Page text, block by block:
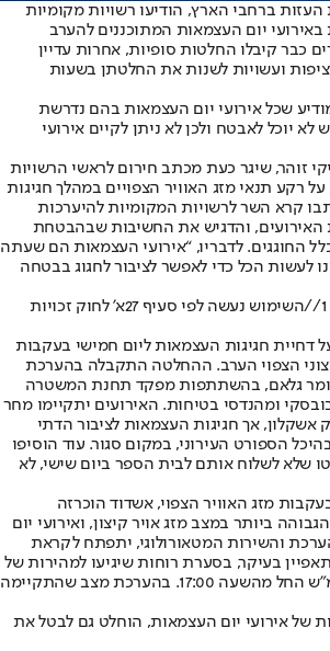
העזות ברחבי הארץ, הודיעו רשויות מקומיות
באירועי יום העצמאות המתוכננים להערב
כבר קיבלו החלטות סופיות, אחרות עדיין
ועשויות לשנות את החלטתן בשעות
שכל אירועי יום העצמאות בהם נדרשת
יוכל לאבטח ולכן לא ניתן לקיים אירועי
זוהר, שיגר כעת מכתב חירום לראשי הרשויות
רקע תנאי מזג האוויר הצפויים במהלך חגיגות
קרא השר לרשויות המקומיות להיערכות
והדגיש את החשיבות שבהבטחת
החוגגים. לדבריו, “אירועי העצמאות הם שעתה
לעשות הכל כדי לאפשר לציבור לחגוג בבטחה
תיעוד מהשריפה מכביש 1//השימוש נעשה לפי סעיף 27א' לחוק זכויות
דחיית חגיגות העצמאות ליום חמישי בעקבות
הצפוי הערב. ההחלטה התקבלה בהערכת
גלאם, בהשתתפות מפקד תחנת המשטרה
ומהנדסי בטיחות. האירועים יתקיימו מחר
פארק אשקלון, אך חגיגות העצמאות לציבור הדתי
הספורט העירוני, במקום סגור. עוד הוסיפו
שלא לשלוח אותם לבית הספר ביום שישי, לא
מזג האוויר הצפוי, אשדוד הוכרזה
ביותר במצב מזג אויר קיצון, ואירועי יום
והשירות המטאורולוגי, יתפתח לקראת
בעיקר, בסערת רוחות שיגיעו למהירות של
מעל 60 קמ״ש ועד 90 קמ"ש החל מהשעה 17:00. בהערכת מצב שהתקיימה
של אירועי יום העצמאות, הוחלט גם לבטל את